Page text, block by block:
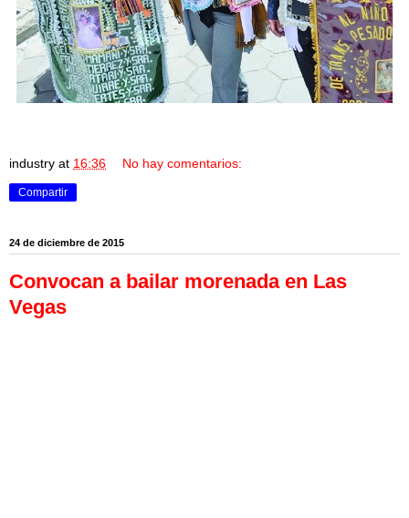
industry at 16:36 No hay comentarios:
Compartir
24 de diciembre de 2015
Convocan a bailar morenada en Las
Vegas